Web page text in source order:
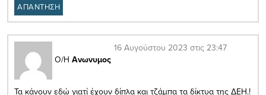
ΑΠΑΝΤΗΣΗ
Ο/Η Ανωνυμος
16 Αυγούστου 2023 στις 23:47
Τα κάνουν εδώ γιατί έχουν δίπλα και τζάμπα τα δίκτυα της ΔΕΗ.!